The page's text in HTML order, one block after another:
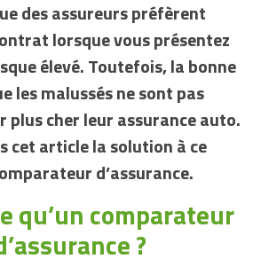
des assureurs préfèrent
lorsque vous présentez
élevé. Toutefois, la bonne
les malussés ne sont pas
plus cher leur assurance auto.
cet article la solution à ce
d’assurance.
qu’un comparateur
?